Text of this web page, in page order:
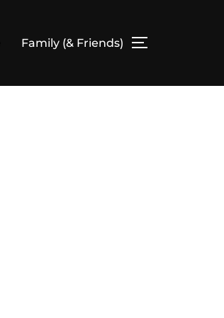
Family (& Friends)